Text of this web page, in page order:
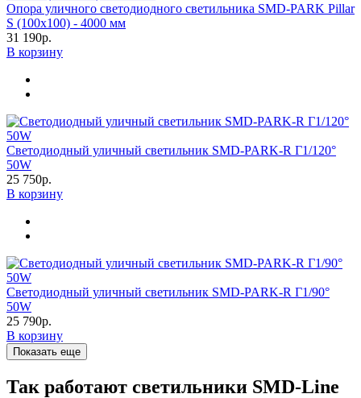
Опора уличного светодиодного светильника SMD-PARK Pillar
S (100х100) - 4000 мм
31 190р.
В корзину
Светодиодный уличный светильник SMD-PARK-R Г1/120°
50W
25 750р.
В корзину
Светодиодный уличный светильник SMD-PARK-R Г1/90°
50W
25 790р.
В корзину
Показать еще
Так работают светильники SMD-Line